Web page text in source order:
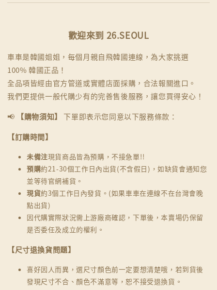
歡迎來到 26.SEOUL
車車是韓國姐姐，每個月親自飛韓國連線，為大家挑選
100% 韓國正品！
全品項皆經由官方管道或實體店面採購，合法報關進口。
我們更提供一般代購少有的完善售後服務，讓您買得安心！
📢
【購物須知】
下單即表示您同意以下服務條款：
【訂購時間】
未備注現貨商品皆為預購，不接急單!!
預購約21-30個工作日內出貨(不含假日)，如缺貨會通知您
並等待官網補貨。
現貨約3個工作日內發貨。(如果車車在連線不在台灣會晚
點出貨)
因代購實際狀況需上游廠商確認，下單後，本賣場仍保留
是否委任及成立的權利。
【尺寸退換貨問題】
喜好因人而異，選尺寸顏色前一定要想清楚哦，若到貨後
發現尺寸不合、顏色不滿意等，恕不接受退換貨。